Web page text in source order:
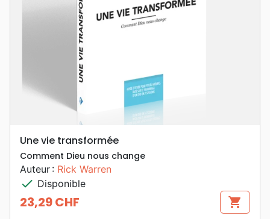
Une vie transformée
Comment Dieu nous change
Auteur : Rick Warren
check Disponible
Prix
23,29 CHF shopping_cart